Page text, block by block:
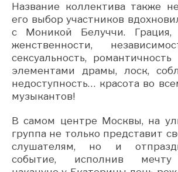
Название коллектива также
его выбор участников
с Моникой Белуччи. Грация,
женственности,
сексуальность,
элементами драмы, лоск,
недоступность… красота во
музыкантов!
В самом центре Москвы, на
группа не только представит
слушателям, но и
событие, исполнив мечту